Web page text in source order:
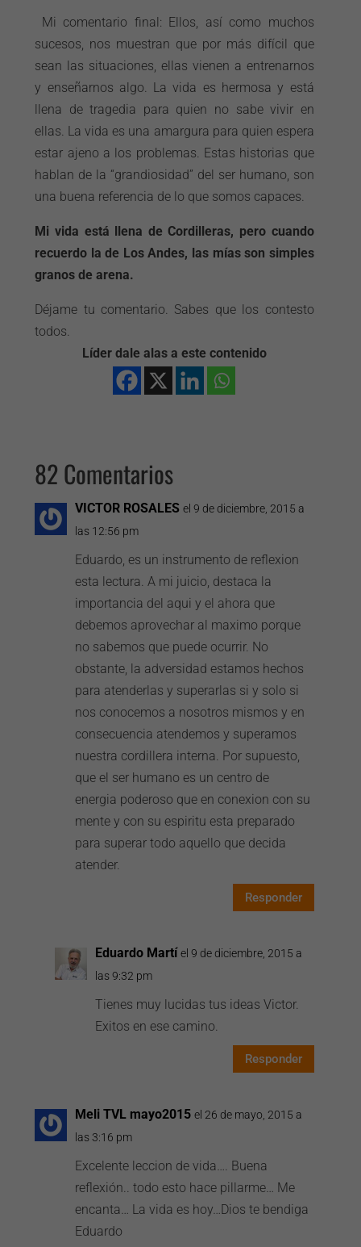
Mi comentario final: Ellos, así como muchos
sucesos, nos muestran que por más difícil que
sean las situaciones, ellas vienen a entrenarnos
y enseñarnos algo. La vida es hermosa y está
llena de tragedia para quien no sabe vivir en
ellas. La vida es una amargura para quien espera
estar ajeno a los problemas. Estas historias que
hablan de la “grandiosidad” del ser humano, son
una buena referencia de lo que somos capaces.
Mi vida está llena de Cordilleras, pero cuando
recuerdo la de Los Andes, las mías son simples
granos de arena.
Déjame tu comentario. Sabes que los contesto
todos.
Líder dale alas a este contenido
82 Comentarios
VICTOR ROSALES el 9 de diciembre, 2015 a
las 12:56 pm
Eduardo, es un instrumento de reflexion
esta lectura. A mi juicio, destaca la
importancia del aqui y el ahora que
debemos aprovechar al maximo porque
no sabemos que puede ocurrir. No
obstante, la adversidad estamos hechos
para atenderlas y superarlas si y solo si
nos conocemos a nosotros mismos y en
consecuencia atendemos y superamos
nuestra cordillera interna. Por supuesto,
que el ser humano es un centro de
energia poderoso que en conexion con su
mente y con su espiritu esta preparado
para superar todo aquello que decida
atender.
Responder
Eduardo Martí el 9 de diciembre, 2015 a
las 9:32 pm
Tienes muy lucidas tus ideas Victor.
Exitos en ese camino.
Responder
Meli TVL mayo2015 el 26 de mayo, 2015 a
las 3:16 pm
Excelente leccion de vida…. Buena
reflexión.. todo esto hace pillarme… Me
encanta… La vida es hoy…Dios te bendiga
Eduardo